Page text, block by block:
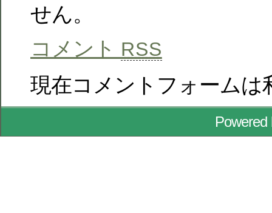
せん。
コメント RSS
現在コメントフォームは